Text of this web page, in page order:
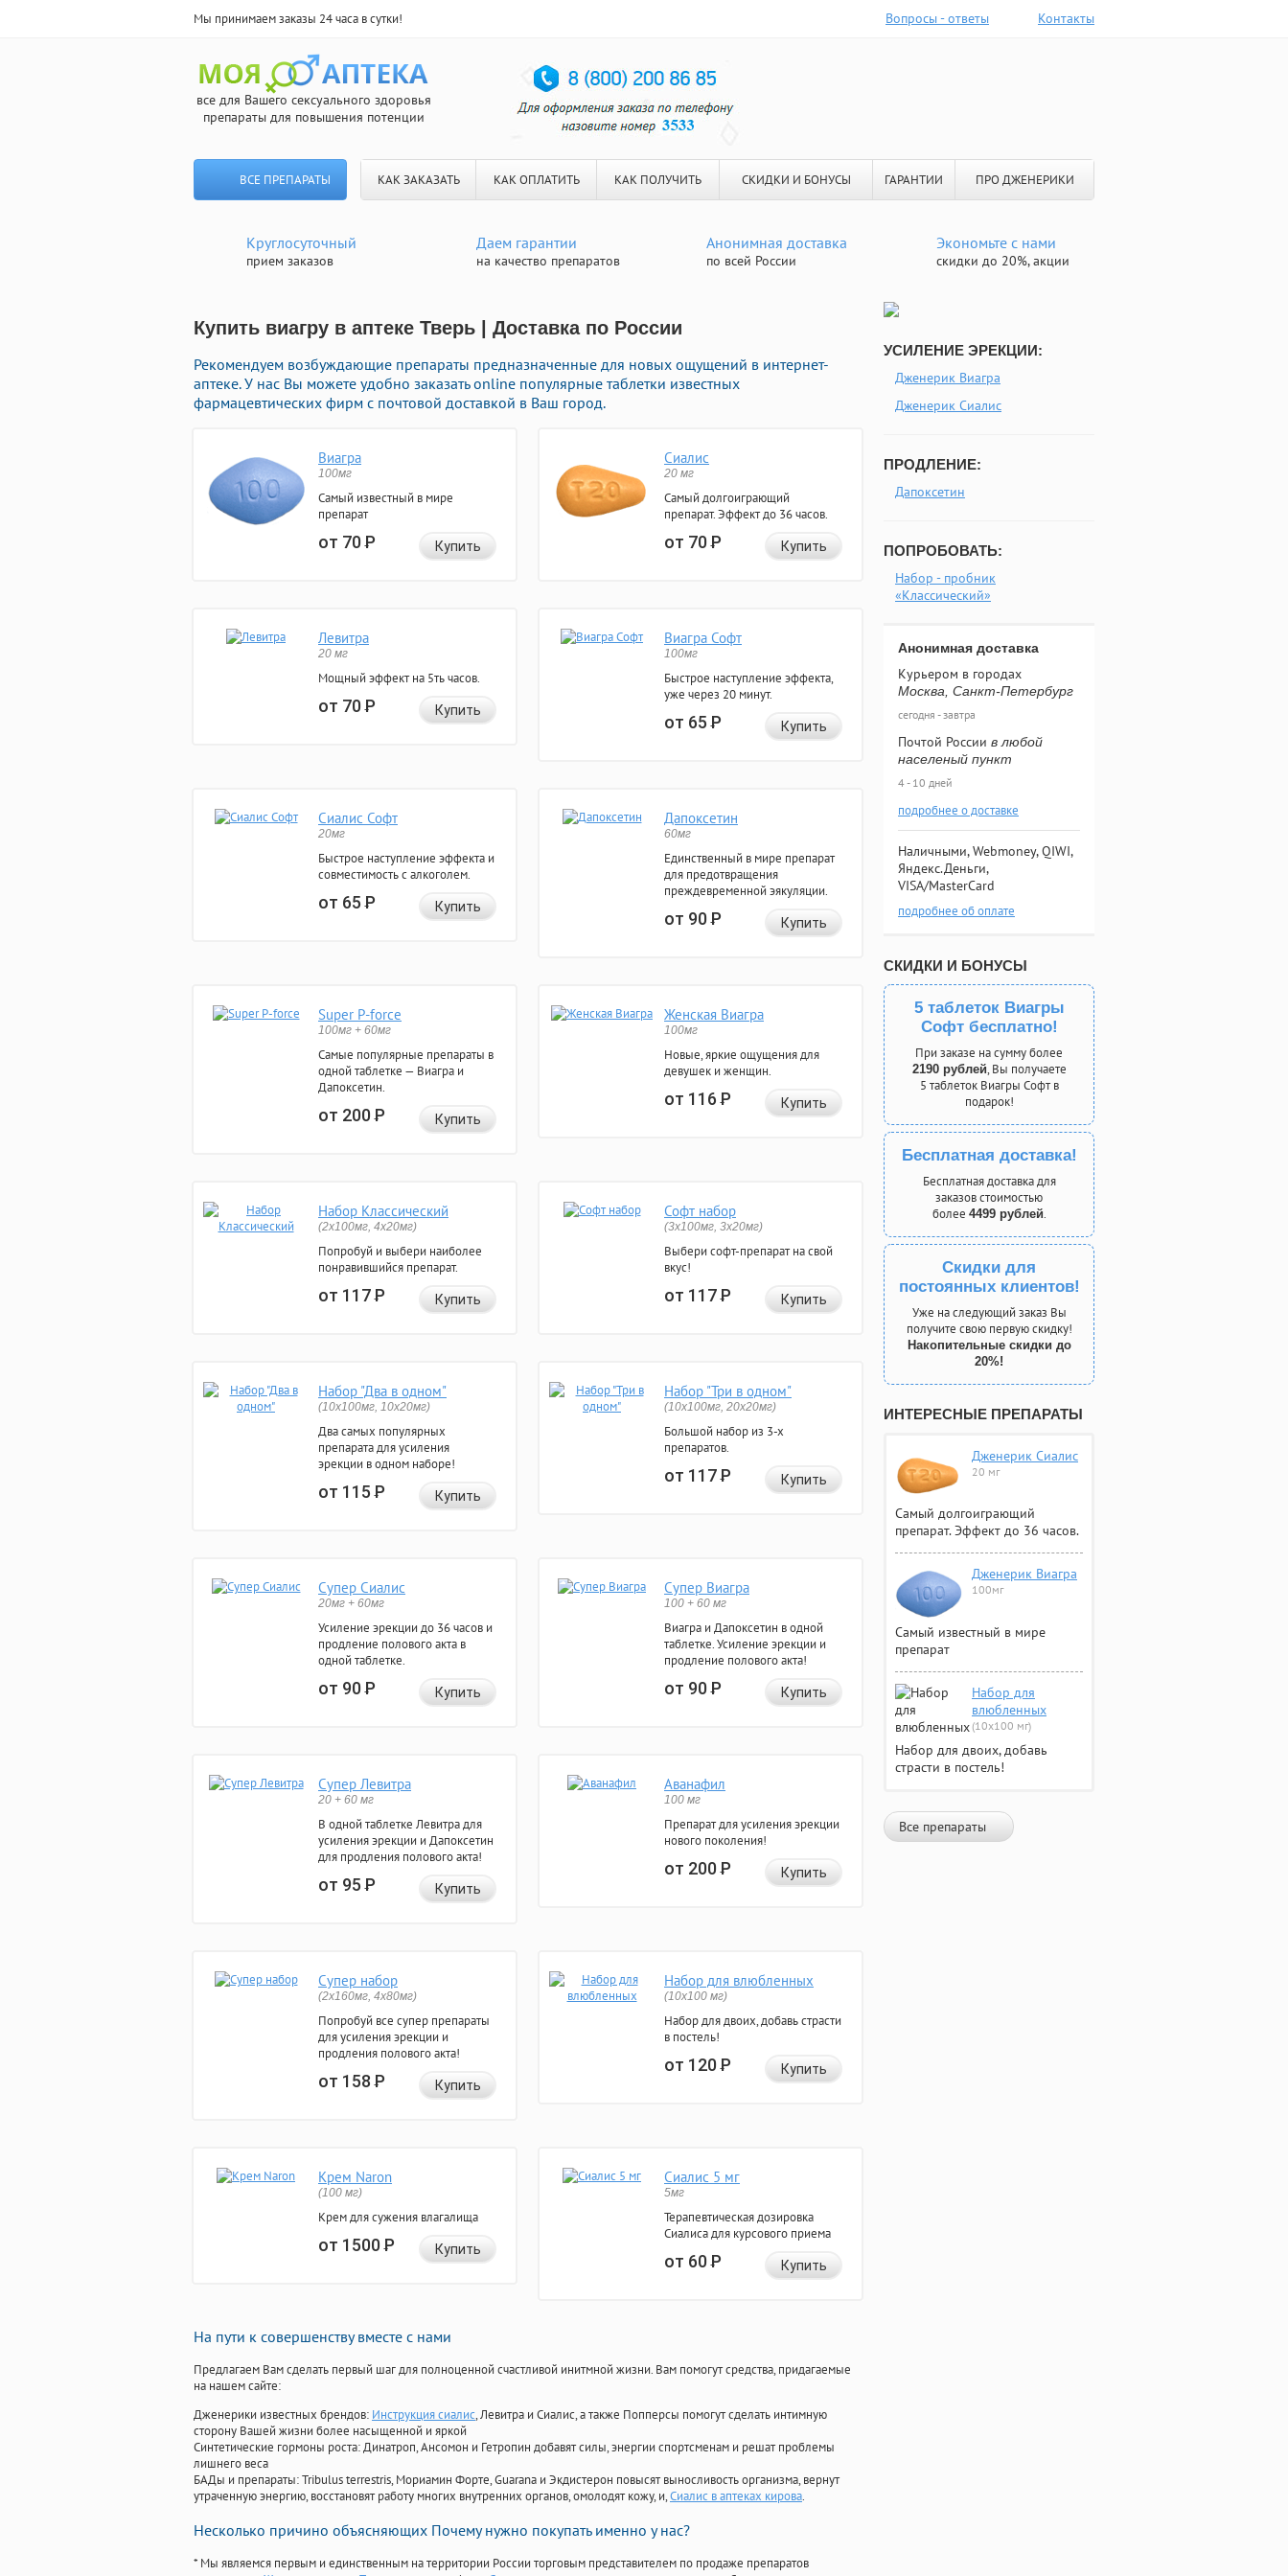
Мы принимаем заказы 24 часа в сутки! Вопросы - ответы Контакты
все для Вашего сексуального здоровья
препараты для повышения потенции
ВСЕ ПРЕПАРАТЫ КАК ЗАКАЗАТЬ КАК ОПЛАТИТЬ КАК ПОЛУЧИТЬ СКИДКИ И БОНУСЫ ГАРАНТИИ ПРО ДЖЕНЕРИКИ
Круглосуточный
прием заказов
Даем гарантии
на качество препаратов
Анонимная доставка
по всей России
Экономьте с нами
скидки до 20%, акции
Купить виагру в аптеке Тверь | Доставка по России
Рекомендуем возбуждающие препараты предназначенные для новых ощущений в интернет-
аптеке. У нас Вы можете удобно заказать online популярные таблетки известных
фармацевтических фирм с почтовой доставкой в Ваш город.
Виагра
100мг
Самый известный в мире
препарат
от 70Р Купить
Сиалис
20 мг
Самый долгоиграющий
препарат. Эффект до 36 часов.
от 70Р Купить
Левитра
20 мг
Мощный эффект на 5ть часов.
от 70Р Купить
Виагра Софт
100мг
Быстрое наступление эффекта,
уже через 20 минут.
от 65Р Купить
Сиалис Софт
20мг
Быстрое наступление эффекта и
совместимость с алкоголем.
от 65Р Купить
Дапоксетин
60мг
Единственный в мире препарат
для предотвращения
преждевременной эякуляции.
от 90Р Купить
Super P-force
100мг + 60мг
Самые популярные препараты в
одной таблетке — Виагра и
Дапоксетин.
от 200Р Купить
Женская Виагра
100мг
Новые, яркие ощущения для
девушек и женщин.
от 116Р Купить
Набор Классический
(2x100мг, 4x20мг)
Попробуй и выбери наиболее
понравившийся препарат.
от 117Р Купить
Софт набор
(3x100мг, 3x20мг)
Выбери софт-препарат на свой
вкус!
от 117Р Купить
Набор "Два в одном"
(10x100мг, 10x20мг)
Два самых популярных
препарата для усиления
эрекции в одном наборе!
от 115Р Купить
Набор "Три в одном"
(10x100мг, 20x20мг)
Большой набор из 3-х
препаратов.
от 117Р Купить
Супер Сиалис
20мг + 60мг
Усиление эрекции до 36 часов и
продление полового акта в
одной таблетке.
от 90Р Купить
Супер Виагра
100 + 60 мг
Виагра и Дапоксетин в одной
таблетке. Усиление эрекции и
продление полового акта!
от 90Р Купить
Супер Левитра
20 + 60 мг
В одной таблетке Левитра для
усиления эрекции и Дапоксетин
для продления полового акта!
от 95Р Купить
Аванафил
100 мг
Препарат для усиления эрекции
нового поколения!
от 200Р Купить
Супер набор
(2х160мг, 4х80мг)
Попробуй все супер препараты
для усиления эрекции и
продления полового акта!
от 158Р Купить
Набор для влюбленных
(10х100 мг)
Набор для двоих, добавь страсти
в постель!
от 120Р Купить
Крем Naron
(100 мг)
Крем для сужения влагалища
от 1500Р Купить
Сиалис 5 мг
5мг
Терапевтическая дозировка
Сиалиса для курсового приема
от 60Р Купить
На пути к совершенству вместе с нами
Предлагаем Вам сделать первый шаг для полноценной счастливой инитмной жизни. Вам помогут средства, придагаемые
на нашем сайте:
Дженерики известных брендов: Инструкция сиалис, Левитра и Сиалис, а также Попперсы помогут сделать интимную
сторону Вашей жизни более насыщенной и яркой
Синтетические гормоны роста: Динатроп, Ансомон и Гетропин добавят силы, энергии спортсменам и решат проблемы
лишнего веса
БАДы и препараты:Tribulus terrestris, Мориамин Форте, Guarana и Экдистерон повысят выносливость организма, вернут
утраченную энергию, восстановят работу многих внутренних органов, омолодят кожу, и,Сиалис в аптеках кирова.
Несколько причино объясняющих Почему нужно покупать именно у нас?
* Мы являемся первым и единственным на территории России торговым представителем по продаже препаратов
УСИЛЕНИЕ ЭРЕКЦИИ:
Дженерик Виагра
Дженерик Сиалис
ПРОДЛЕНИЕ:
Дапоксетин
ПОПРОБОВАТЬ:
Набор - пробник
«Классический»
Анонимная доставка
Курьером в городах
Москва, Санкт-Петербург
сегодня - завтра
Почтой России в любой
населеный пункт
4 - 10 дней
подробнее о доставке
Наличными, Webmoney, QIWI,
Яндекс.Деньги,
VISA/MasterCard
подробнее об оплате
СКИДКИ И БОНУСЫ
5 таблеток Виагры
Софт бесплатно!
При заказе на сумму более
2190 рублей, Вы получаете
5 таблеток Виагры Софт в
подарок!
Бесплатная доставка!
Бесплатная доставка для
заказов стоимостью
более 4499 рублей.
Скидки для
постоянных клиентов!
Уже на следующий заказ Вы
получите свою первую скидку!
Накопительные скидки до
20%!
ИНТЕРЕСНЫЕ ПРЕПАРАТЫ
Дженерик Сиалис
20 мг
Самый долгоиграющий
препарат. Эффект до 36 часов.
Дженерик Виагра
100мг
Самый известный в мире
препарат
Набор для
влюбленных
(10х100 мг)
Набор для двоих, добавь
страсти в постель!
Все препараты